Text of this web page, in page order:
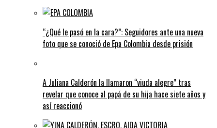
“¿Qué le pasó en la cara?”: Seguidores ante una nueva
foto que se conoció de Epa Colombia desde prisión
A Juliana Calderón la llamaron “viuda alegre” tras
revelar que conoce al papá de su hija hace siete años y
así reaccionó